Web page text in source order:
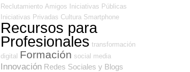
Reclutamiento Amigos
Iniciativas Públicas
Iniciativas Privadas Cultura Smartphone
Recursos para
Profesionales transformación
digital Formación social media
Innovación Redes Sociales y Blogs